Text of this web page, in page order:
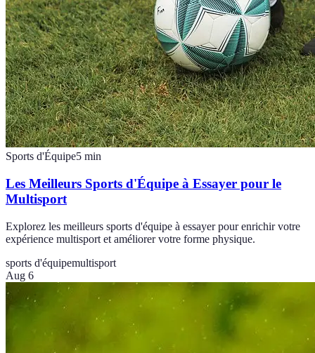
Sports d'Équipe5 min
Les Meilleurs Sports d'Équipe à Essayer pour le
Multisport
Explorez les meilleurs sports d'équipe à essayer pour enrichir votre
expérience multisport et améliorer votre forme physique.
sports d'équipemultisport
Aug 6